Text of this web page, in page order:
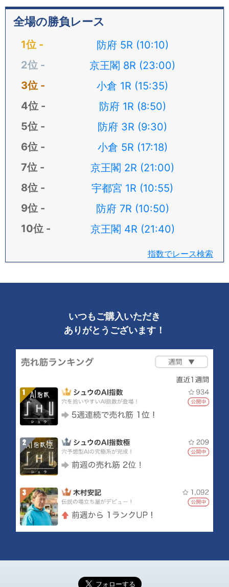
全場の勝負レース
防府 5R (10:10)
京王閣 8R (23:00)
小倉 1R (15:35)
防府 1R (8:50)
防府 3R (9:30)
小倉 5R (17:18)
京王閣 2R (21:00)
宇都宮 1R (10:55)
防府 7R (10:50)
京王閣 4R (21:40)
指数でレース検索
いつもご購入いただき
ありがとうございます！